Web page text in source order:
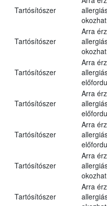
Tartósítószer
Tartósítószer
Arra
Tartósítószer
Arra
Tartósítószer
Arra
Tartósítószer
Arra
Tartósítószer
Arra
Tartósítószer
Arra